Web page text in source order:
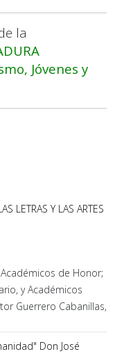
la
Jóvenes y
LETRAS Y LAS ARTES
de Honor;
y Académicos
Guerrero Cabanillas,
Don José